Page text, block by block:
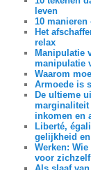
leven
10
Het
relax
Manipulatie
manipulatie
Waarom
Armoede is
De ultieme
inkomen en
Liberté,
gelijkheid
Werken:
voor